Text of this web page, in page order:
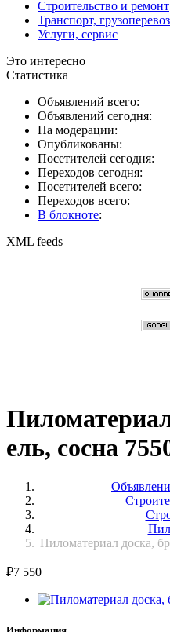
Строительство и ремонт
Транспорт,
Услуги, сервис
Это интересно
Статистика
Объявлений всего:
Объявлений сегодня:
На модерации:
Опубликованы:
Посетителей сегодня:
Переходов сегодня:
Посетителей всего:
Переходов всего:
В блокноте:
XML feeds
ель, сосна
Пиломатериал доска,
₽7 550